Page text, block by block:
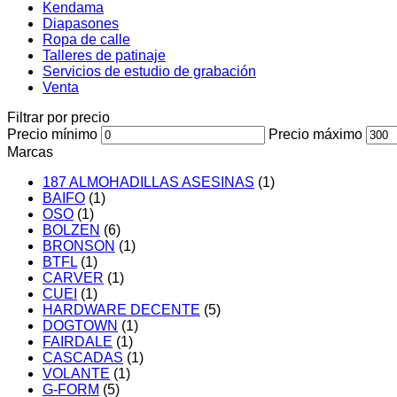
Kendama
Diapasones
Ropa de calle
Talleres de patinaje
Servicios de estudio de grabación
Venta
Filtrar por precio
Precio mínimo
Precio máximo
Marcas
187 ALMOHADILLAS ASESINAS (1)
BAIFO (1)
OSO (1)
BOLZEN (6)
BRONSON (1)
BTFL (1)
CARVER (1)
CUEI (1)
HARDWARE DECENTE (5)
DOGTOWN (1)
FAIRDALE (1)
CASCADAS (1)
VOLANTE (1)
G-FORM (5)